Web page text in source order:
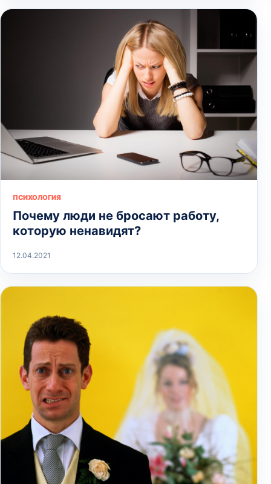
ПСИХОЛОГИЯ
Почему люди не бросают работу,
которую ненавидят?
12.04.2021